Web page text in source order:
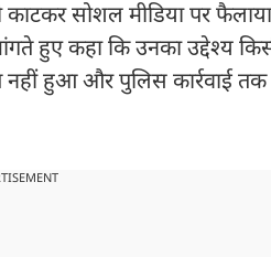
सोशल मीडिया पर
हुए कहा कि उनका उद्देश्य
नहीं हुआ और पुलिस कार्रवाई